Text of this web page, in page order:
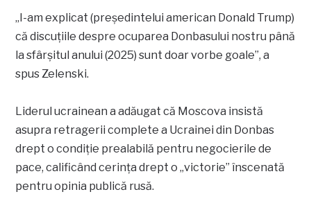
„I-am explicat (președintelui american Donald Trump)
că discuțiile despre ocuparea Donbasului nostru până
la sfârșitul anului (2025) sunt doar vorbe goale”, a
spus Zelenski.
Liderul ucrainean a adăugat că Moscova insistă
asupra retragerii complete a Ucrainei din Donbas
drept o condiție prealabilă pentru negocierile de
pace, calificând cerința drept o „victorie” înscenată
pentru opinia publică rusă.